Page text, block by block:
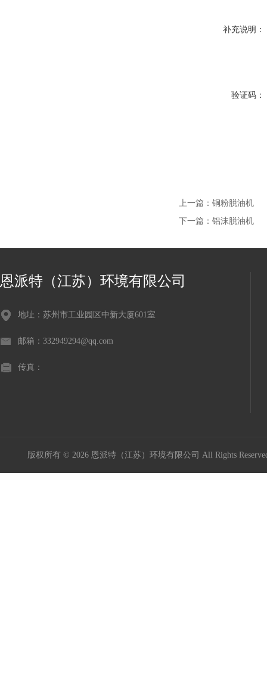
补充说明：
验证码：
上一篇： 铜粉脱油机
下一篇： 铝沫脱油机
恩派特（江苏）环境有限公司
地址：苏州市工业园区中新大厦601室
邮箱：332949294@qq.com
传真：
版权所有 © 2026 恩派特（江苏）环境有限公司 All Rights